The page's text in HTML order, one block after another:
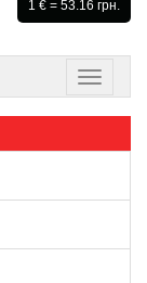
1 € = 53.16 грн.